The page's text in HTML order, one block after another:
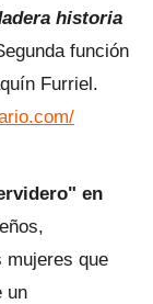
historia
función
Furriel.
en
mujeres que
un